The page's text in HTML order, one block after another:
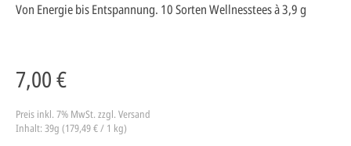
Von Energie bis Entspannung. 10 Sorten Wellnesstees à 3,9 g
7,00 €
Preis inkl. 7% MwSt. zzgl. Versand
Inhalt: 39g (179,49 € / 1 kg)